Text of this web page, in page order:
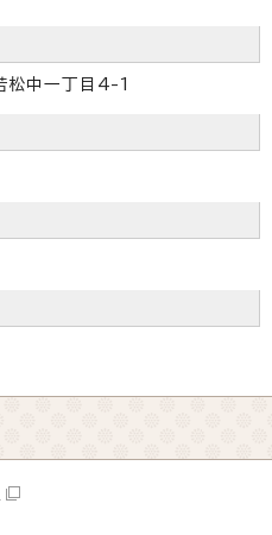
中一丁目4-1